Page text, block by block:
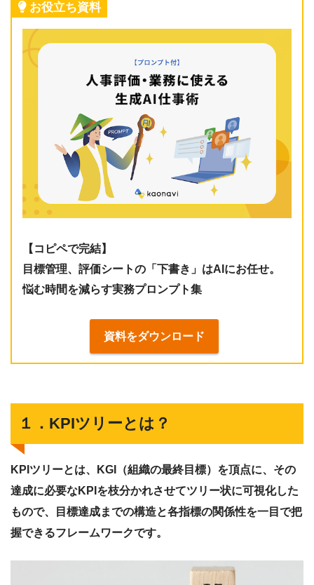
お役立ち資料
【コピペで完結】
目標管理、評価シートの「下書き」はAIにお任せ。
悩む時間を減らす実務プロンプト集
資料をダウンロード
１．KPIツリーとは？
KPIツリーとは、KGI（組織の最終目標）を頂点に、その
達成に必要なKPIを枝分かれさせてツリー状に可視化した
もので、目標達成までの構造と各指標の関係性を一目で把
握できるフレームワークです。